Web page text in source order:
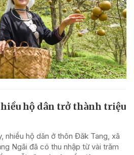
hộ dân trở thành triệu
nhiều hộ dân ở thôn Đăk Tang, xã
Ngãi đã có thu nhập từ vài trăm